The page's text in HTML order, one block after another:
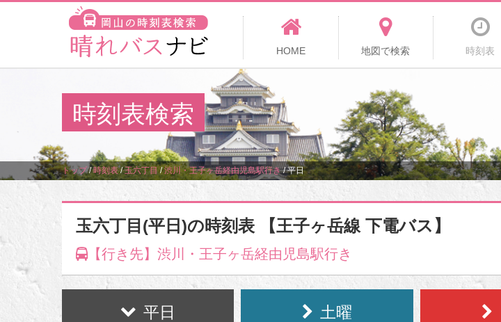
HOME 地図で検索 時刻表
時刻表検索
トップ/時刻表/玉六丁目/渋川・王子ヶ岳経由児島駅行き/平日
玉六丁目(平日)の時刻表 【王子ヶ岳線 下電バス】
【行き先】渋川・王子ヶ岳経由児島駅行き
平日 土曜